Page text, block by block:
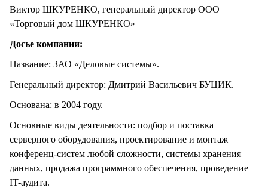
Виктор ШКУРЕНКО, генеральный директор ООО
«Торговый дом ШКУРЕНКО»
Досье компании:
Название: ЗАО «Деловые системы».
Генеральный директор: Дмитрий Васильевич БУЦИК.
Основана: в 2004 году.
Основные виды деятельности: подбор и поставка
серверного оборудования, проектирование и монтаж
конференц-систем любой сложности, системы хранения
данных, продажа программного обеспечения, проведение
IT-аудита.